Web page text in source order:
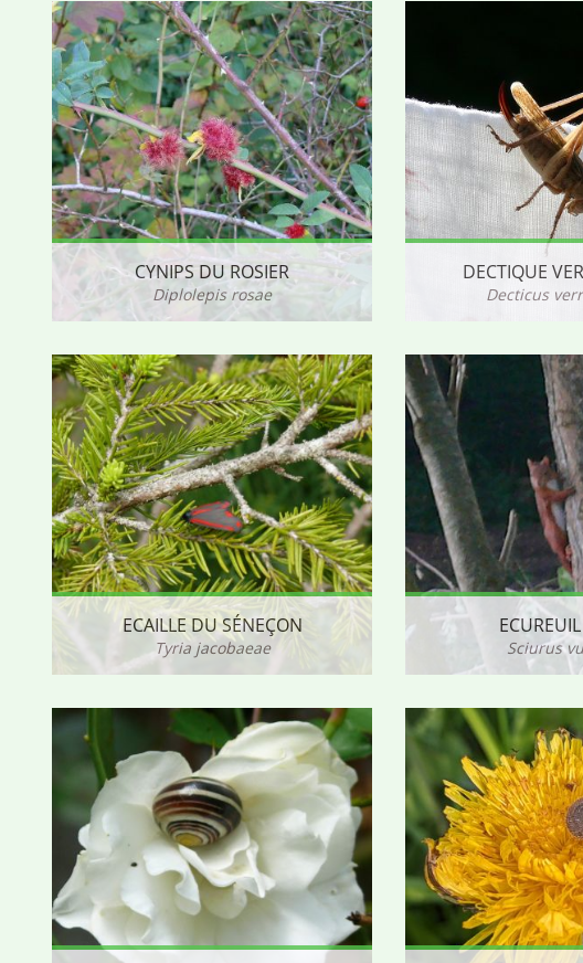
CYNIPS DU ROSIER
Diplolepis rosae
DECTIQUE
Decticus
ECAILLE DU SÉNEÇON
Tyria jacobaeae Sciurus